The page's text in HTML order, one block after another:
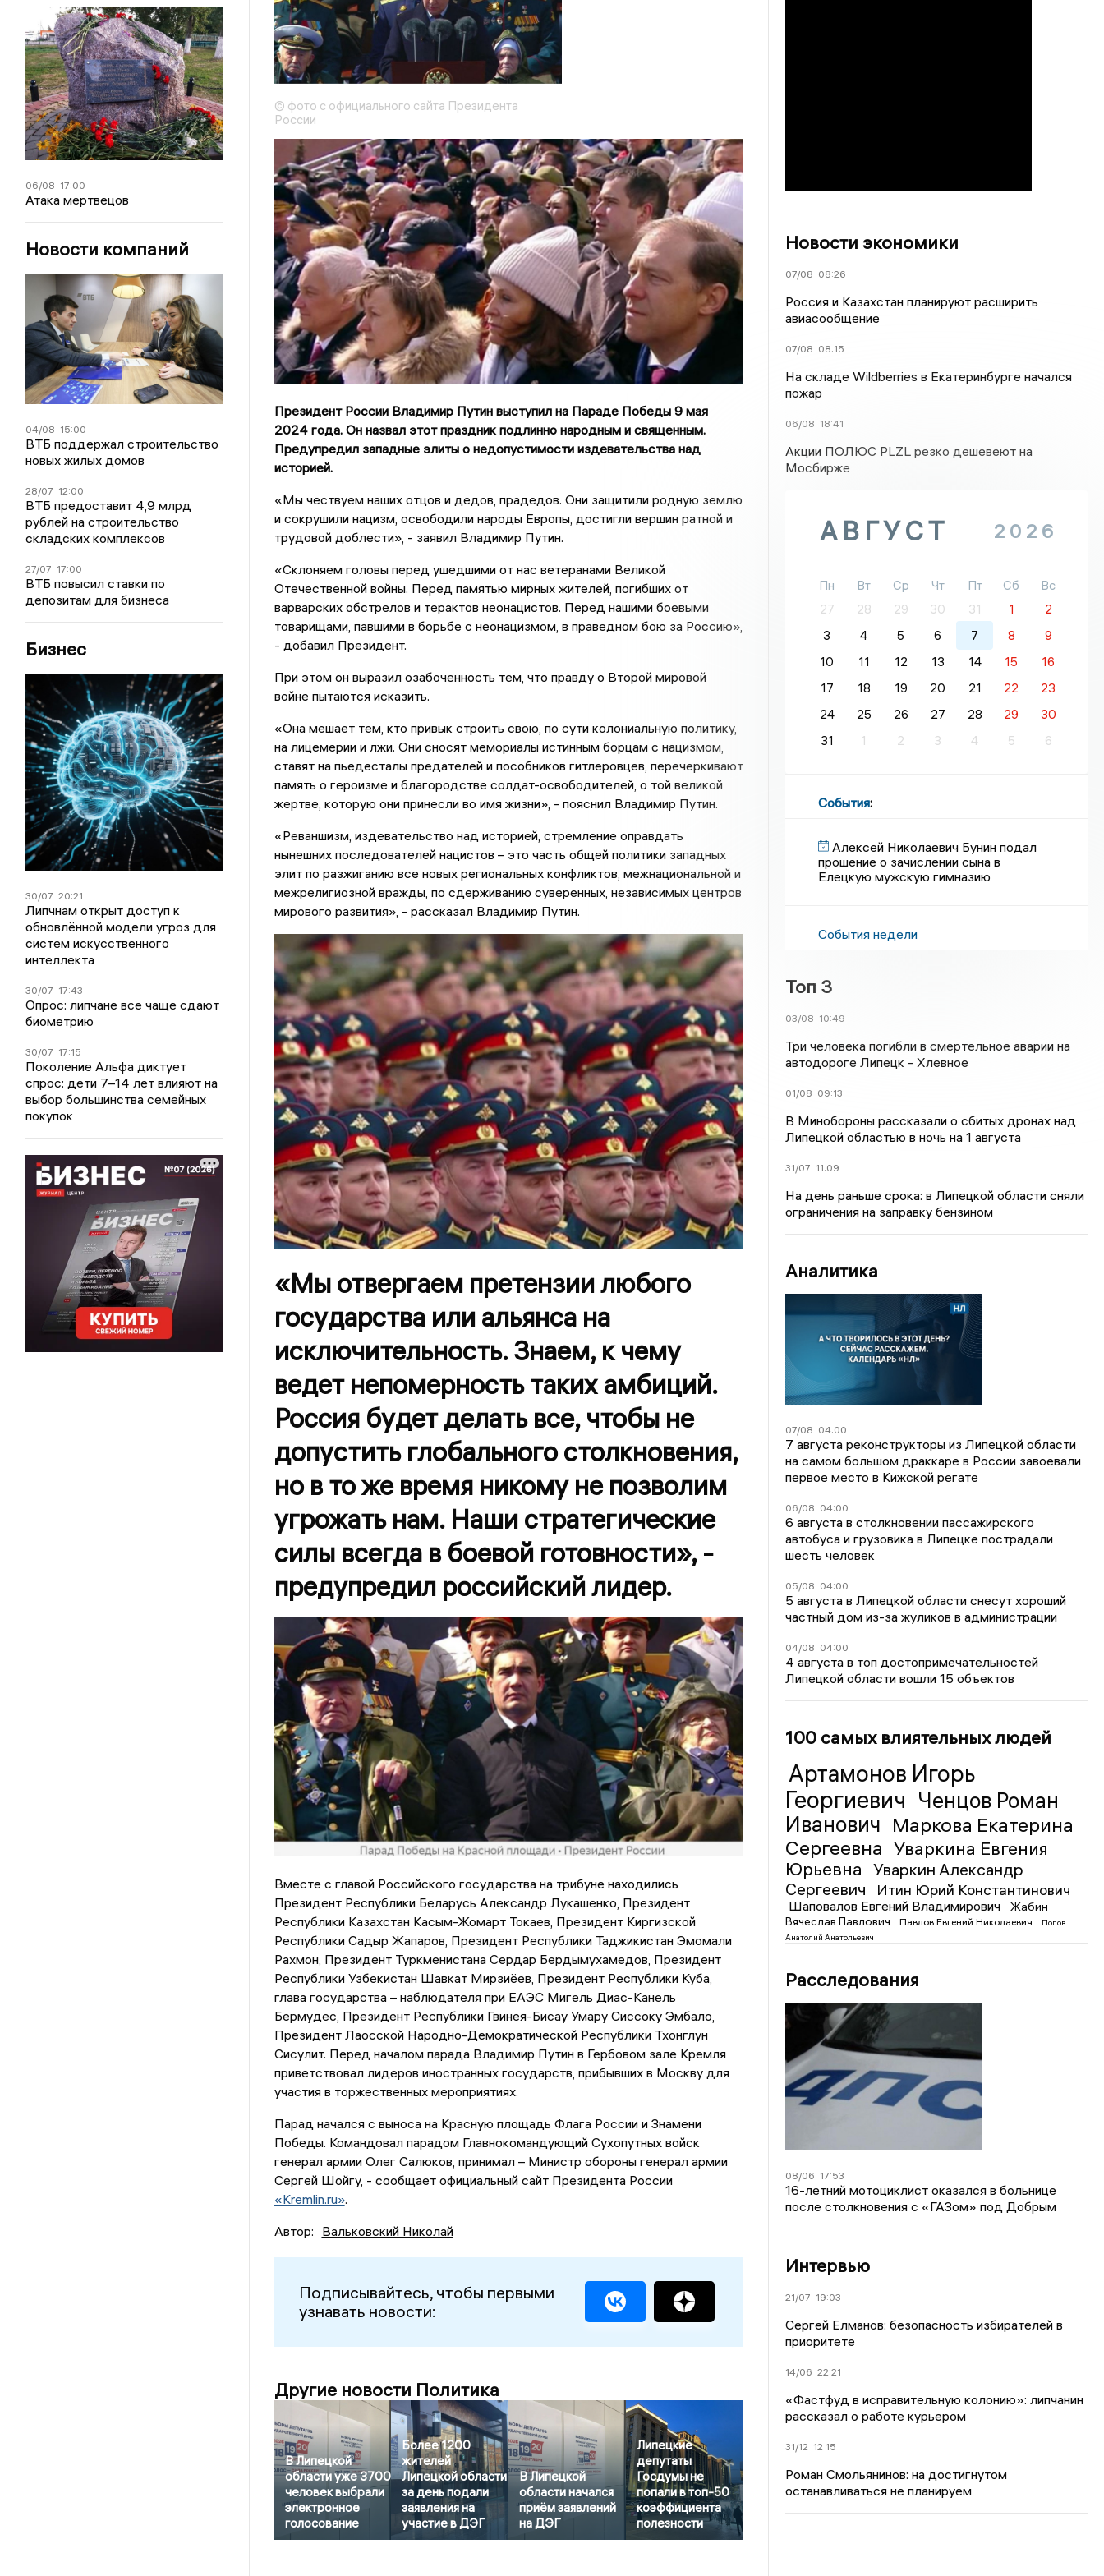
06/08 17:00
Атака мертвецов
Новости компаний
04/08 15:00
ВТБ поддержал строительство
новых жилых домов
28/07 12:00
ВТБ предоставит 4,9 млрд
рублей на строительство
складских комплексов
27/07 17:00
ВТБ повысил ставки по
депозитам для бизнеса
Бизнес
30/07 20:21
Липчнам открыт доступ к
обновлённой модели угроз для
систем искусственного
интеллекта
30/07 17:43
Опрос: липчане все чаще сдают
биометрию
30/07 17:15
Поколение Альфа диктует
спрос: дети 7–14 лет влияют на
выбор большинства семейных
покупок
© фото с официального сайта Президента
России
Президент России Владимир Путин выступил на Параде Победы 9 мая
2024 года. Он назвал этот праздник подлинно народным и священным.
Предупредил западные элиты о недопустимости издевательства над
историей.
«Мы чествуем наших отцов и дедов, прадедов. Они защитили родную землю
и сокрушили нацизм, освободили народы Европы, достигли вершин ратной и
трудовой доблести», - заявил Владимир Путин.
«Склоняем головы перед ушедшими от нас ветеранами Великой
Отечественной войны. Перед памятью мирных жителей, погибших от
варварских обстрелов и терактов неонацистов. Перед нашими боевыми
товарищами, павшими в борьбе с неонацизмом, в праведном бою за Россию»,
- добавил Президент.
При этом он выразил озабоченность тем, что правду о Второй мировой
войне пытаются исказить.
«Она мешает тем, кто привык строить свою, по сути колониальную политику,
на лицемерии и лжи. Они сносят мемориалы истинным борцам с нацизмом,
ставят на пьедесталы предателей и пособников гитлеровцев, перечеркивают
память о героизме и благородстве солдат-освободителей, о той великой
жертве, которую они принесли во имя жизни», - пояснил Владимир Путин.
«Реваншизм, издевательство над историей, стремление оправдать
нынешних последователей нацистов – это часть общей политики западных
элит по разжиганию все новых региональных конфликтов, межнациональной и
межрелигиозной вражды, по сдерживанию суверенных, независимых центров
мирового развития», - рассказал Владимир Путин.
«Мы отвергаем претензии любого
государства или альянса на
исключительность. Знаем, к чему
ведет непомерность таких амбиций.
Россия будет делать все, чтобы не
допустить глобального столкновения,
но в то же время никому не позволим
угрожать нам. Наши стратегические
силы всегда в боевой готовности», -
предупредил российский лидер.
Вместе с главой Российского государства на трибуне находились
Президент Республики Беларусь Александр Лукашенко, Президент
Республики Казахстан Касым-Жомарт Токаев, Президент Киргизской
Республики Садыр Жапаров, Президент Республики Таджикистан Эмомали
Рахмон, Президент Туркменистана Сердар Бердымухамедов, Президент
Республики Узбекистан Шавкат Мирзиёев, Президент Республики Куба,
глава государства – наблюдателя при ЕАЭС Мигель Диас-Канель
Бермудес, Президент Республики Гвинея-Бисау Умару Сиссоку Эмбало,
Президент Лаосской Народно-Демократической Республики Тхонглун
Сисулит. Перед началом парада Владимир Путин в Гербовом зале Кремля
приветствовал лидеров иностранных государств, прибывших в Москву для
участия в торжественных мероприятиях.
Парад начался с выноса на Красную площадь Флага России и Знамени
Победы. Командовал парадом Главнокомандующий Сухопутных войск
генерал армии Олег Салюков, принимал – Министр обороны генерал армии
Сергей Шойгу, - сообщает официальный сайт Президента России
«Kremlin.ru».
Автор: Вальковский Николай
Подписывайтесь, чтобы первыми
узнавать новости:
Другие новости Политика
В Липецкой
области уже 3700
человек выбрали
электронное
голосование
Более 1200
жителей
Липецкой области
за день подали
заявления на
участие в ДЭГ
В Липецкой
области начался
приём заявлений
на ДЭГ
Липецкие
депутаты
Госдумы не
попали в топ-50
коэффициента
полезности
Новости экономики
07/08 08:26
Россия и Казахстан планируют расширить
авиасообщение
07/08 08:15
На складе Wildberries в Екатеринбурге начался
пожар
06/08 18:41
Акции ПОЛЮС PLZL резко дешевеют на
Мосбирже
АВГУСТ 2026
Пн Вт Ср Чт Пт Сб
Вс
27
28 29 30 31 1
2
3
4 5 6 7 8
9
10
11 12 13 14 15
16
17
18 19 20 21 22
23
24
25 26 27 28 29
30
31
1 2 3 4 5 6
События:
Алексей Николаевич Бунин подал
прошение о зачислении сына в
Елецкую мужскую гимназию
События недели
Топ 3
03/08 10:49
Три человека погибли в смертельное аварии на
автодороге Липецк - Хлевное
01/08 09:13
В Минобороны рассказали о сбитых дронах над
Липецкой областью в ночь на 1 августа
31/07 11:09
На день раньше срока: в Липецкой области сняли
ограничения на заправку бензином
Аналитика
07/08 04:00
7 августа реконструкторы из Липецкой области
на самом большом драккаре в России завоевали
первое место в Кижской регате
06/08 04:00
6 августа в столкновении пассажирского
автобуса и грузовика в Липецке пострадали
шесть человек
05/08 04:00
5 августа в Липецкой области снесут хороший
частный дом из-за жуликов в администрации
04/08 04:00
4 августа в топ достопримечательностей
Липецкой области вошли 15 объектов
100 самых влиятельных людей
Артамонов Игорь
Георгиевич Ченцов Роман
Иванович Маркова Екатерина
Сергеевна Уваркина Евгения
Юрьевна
Уваркин Александр
Сергеевич
Итин Юрий Константинович
Шаповалов Евгений Владимирович
Жабин
Вячеслав Павлович
Павлов Евгений Николаевич
Попов
Анатолий Анатольевич
Расследования
08/06 17:53
16-летний мотоциклист оказался в больнице
после столкновения с «ГАЗом» под Добрым
Интервью
21/07 19:03
Сергей Елманов: безопасность избирателей в
приоритете
14/06 22:21
«Фастфуд в исправительную колонию»: липчанин
рассказал о работе курьером
31/12 12:15
Роман Смольянинов: на достигнутом
останавливаться не планируем